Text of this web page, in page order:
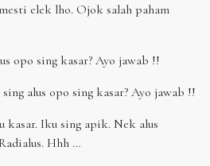
elek lho. Ojok salah paham
opo sing kasar? Ayo jawab !!
alus opo sing kasar? Ayo jawab !!
kasar. Iku sing apik. Nek alus
Hhh …